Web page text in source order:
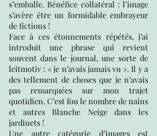
s’emballe. Bénéfice collatéral : l’image
s’avère être un formidable embrayeur
de fictions !
Face à ces étonnements répétés, j’ai
introduit une phrase qui revient
souvent dans le journal, une sorte de
leitmotiv : « je n’avais jamais vu ». Il y a
des tellement de choses que je n’avais
pas remarquées sur mon trajet
quotidien. C’est fou le nombre de nains
et autres Blanche Neige dans les
jardinets !
Une autre catégorie d’images est